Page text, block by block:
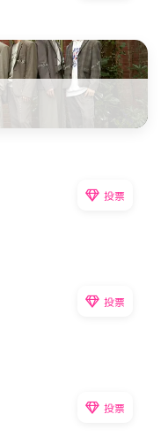
投票
投票
投票